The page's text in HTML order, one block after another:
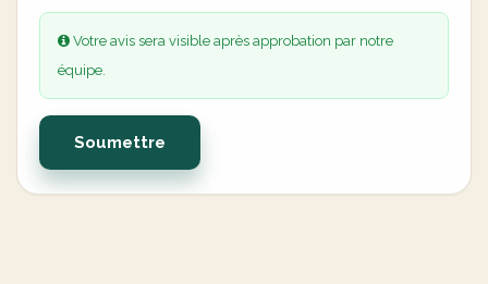
Votre avis sera visible après approbation par notre
équipe.
Soumettre